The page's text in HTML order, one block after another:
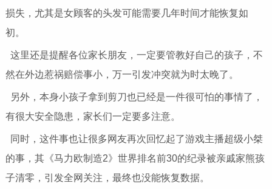
损失，尤其是女顾客的头发可能需要几年时间才能恢复如
初。
这里还是提醒各位家长朋友，一定要管教好自己的孩子，不
然在外边惹祸赔偿事小，万一引发冲突就为时太晚了。
另外，本身小孩子拿到剪刀也已经是一件很可怕的事情了，
有很大安全隐患，家长们一定要多注意。
同时，这件事也让很多网友再次回忆起了游戏主播超级小桀
的事，其《马力欧制造2》世界排名前30的纪录被亲戚家熊孩
子清零，引发全网关注，最终也没能恢复数据。